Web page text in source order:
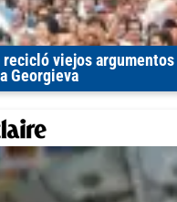
recicló viejos
Georgieva